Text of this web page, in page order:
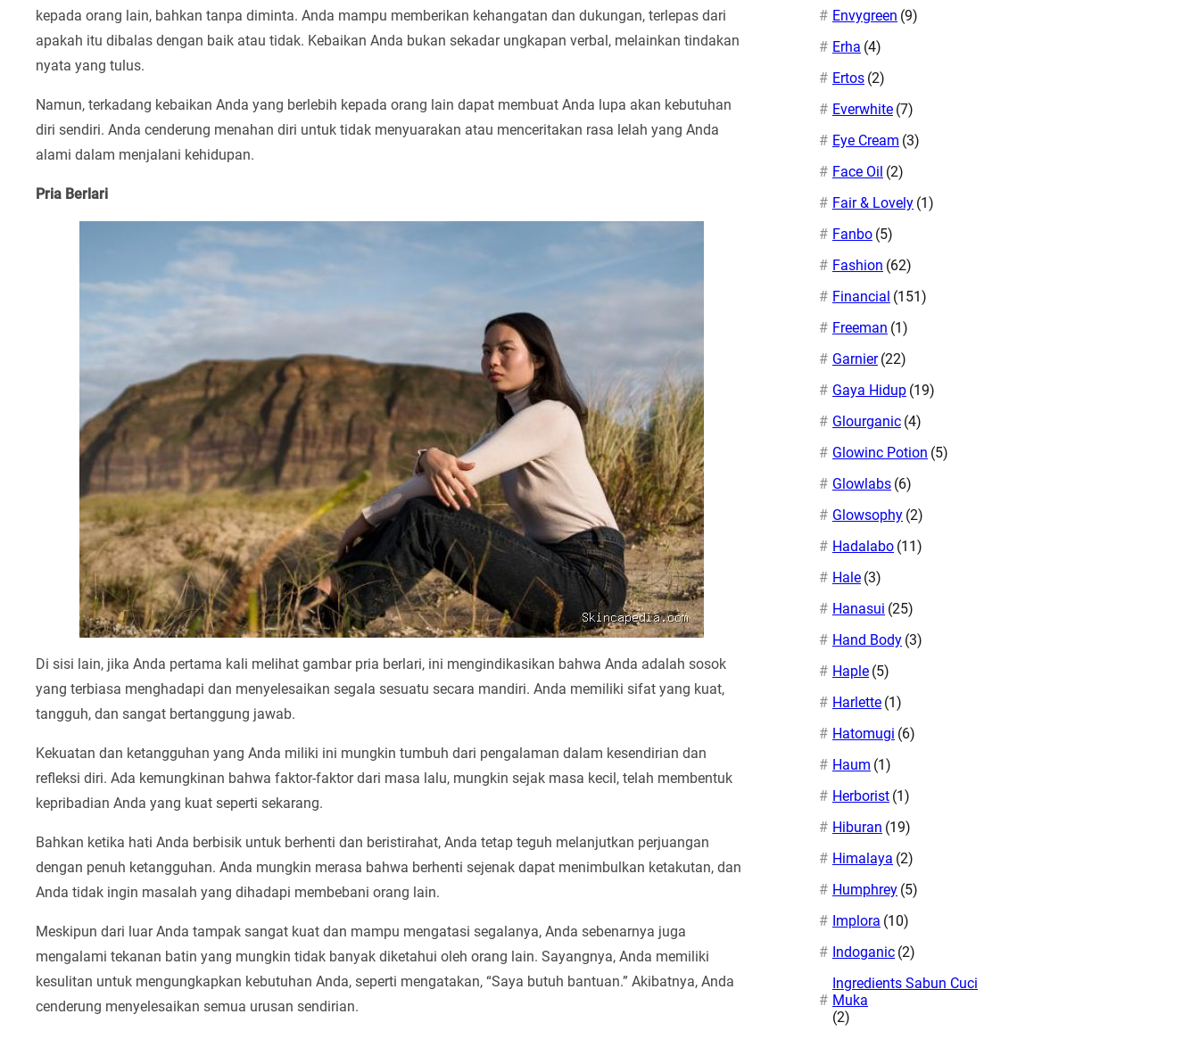
kepada orang lain, bahkan tanpa diminta. Anda mampu memberikan kehangatan dan dukungan, terlepas dari
apakah itu dibalas dengan baik atau tidak. Kebaikan Anda bukan sekadar ungkapan verbal, melainkan tindakan
nyata yang tulus.
Namun, terkadang kebaikan Anda yang berlebih kepada orang lain dapat membuat Anda lupa akan kebutuhan
diri sendiri. Anda cenderung menahan diri untuk tidak menyuarakan atau menceritakan rasa lelah yang Anda
alami dalam menjalani kehidupan.
Pria Berlari
Di sisi lain, jika Anda pertama kali melihat gambar pria berlari, ini mengindikasikan bahwa Anda adalah sosok
yang terbiasa menghadapi dan menyelesaikan segala sesuatu secara mandiri. Anda memiliki sifat yang kuat,
tangguh, dan sangat bertanggung jawab.
Kekuatan dan ketangguhan yang Anda miliki ini mungkin tumbuh dari pengalaman dalam kesendirian dan
refleksi diri. Ada kemungkinan bahwa faktor-faktor dari masa lalu, mungkin sejak masa kecil, telah membentuk
kepribadian Anda yang kuat seperti sekarang.
Bahkan ketika hati Anda berbisik untuk berhenti dan beristirahat, Anda tetap teguh melanjutkan perjuangan
dengan penuh ketangguhan. Anda mungkin merasa bahwa berhenti sejenak dapat menimbulkan ketakutan, dan
Anda tidak ingin masalah yang dihadapi membebani orang lain.
Meskipun dari luar Anda tampak sangat kuat dan mampu mengatasi segalanya, Anda sebenarnya juga
mengalami tekanan batin yang mungkin tidak banyak diketahui oleh orang lain. Sayangnya, Anda memiliki
kesulitan untuk mengungkapkan kebutuhan Anda, seperti mengatakan, “Saya butuh bantuan.” Akibatnya, Anda
cenderung menyelesaikan semua urusan sendirian.
Envygreen (9)
Erha (4)
Ertos (2)
Everwhite (7)
Eye Cream (3)
Face Oil (2)
Fair & Lovely (1)
Fanbo (5)
Fashion (62)
Financial (151)
Freeman (1)
Garnier (22)
Gaya Hidup (19)
Glourganic (4)
Glowinc Potion (5)
Glowlabs (6)
Glowsophy (2)
Hadalabo (11)
Hale (3)
Hanasui (25)
Hand Body (3)
Haple (5)
Harlette (1)
Hatomugi (6)
Haum (1)
Herborist (1)
Hiburan (19)
Himalaya (2)
Humphrey (5)
Implora (10)
Indoganic (2)
Ingredients Sabun Cuci
Muka
(2)